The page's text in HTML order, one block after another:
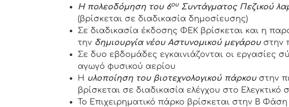
Η πολεοδόμηση του 6ουΣυντάγματος Πεζικού
(βρίσκεται σε διαδικασία δημοσίευσης)
Σε διαδικασία έκδοσης ΦΕΚ βρίσκεται και η
την δημιουργία νέου Αστυνομικού μεγάρουστην
Σε δυο εβδομάδες εγκαινιάζονται οι εργασίες
αγωγό φυσικού αερίου
Η υλοποίηση του βιοτεχνολογικού πάρκουστην
βρίσκεται σε διαδικασία ελέγχου στο Ελεγκτικό
Το Επιχειρηματικό πάρκο βρίσκεται στην Β